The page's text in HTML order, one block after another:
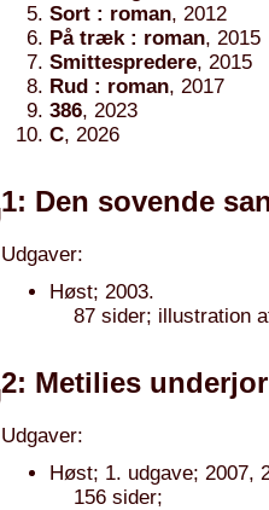
Sort : roman, 2012
På træk : roman, 2015
Smittespredere, 2015
Rud : roman, 2017
386, 2023
C, 2026
1: Den sovende
Udgaver:
Høst; 2003.
87 sider; illustration
2: Metilies
Udgaver:
Høst; 1. udgave; 2007,
156 sider;